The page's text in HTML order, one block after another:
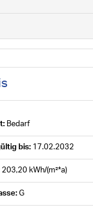
Bedarf
bis: 17.02.2032
203,20 kWh/(m²*a)
G